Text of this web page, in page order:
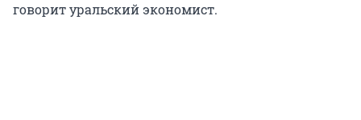
говорит уральский экономист.